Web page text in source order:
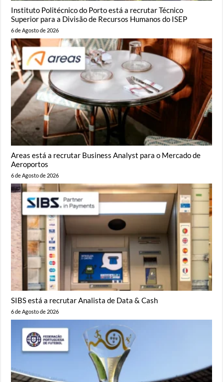
Instituto Politécnico do Porto está a recrutar Técnico
Superior para a Divisão de Recursos Humanos do ISEP
6 de Agosto de 2026
Areas está a recrutar Business Analyst para o Mercado de
Aeroportos
6 de Agosto de 2026
SIBS está a recrutar Analista de Data & Cash
6 de Agosto de 2026